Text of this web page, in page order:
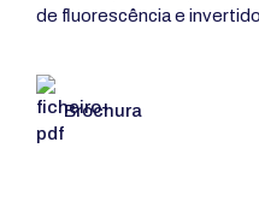
de fluorescência e
Brochura